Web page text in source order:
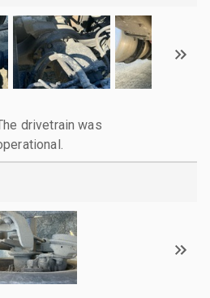
drivetrain was